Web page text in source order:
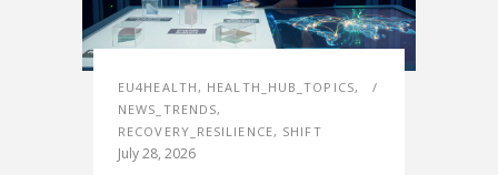
EU4HEALTH, HEALTH_HUB_TOPICS,
NEWS_TRENDS,
RECOVERY_RESILIENCE, SHIFT
July 28, 2026